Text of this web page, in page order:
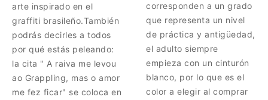
arte inspirado en el
graffiti brasileño.También
podrás decirles a todos
por qué estás peleando:
la cita " A raiva me levou
ao Grappling, mas o amor
me fez ficar" se coloca en
corresponden a un grado
que representa un nivel
de práctica y antigüedad,
el adulto siempre
empieza con un cinturón
blanco, por lo que es el
color a elegir al comprar